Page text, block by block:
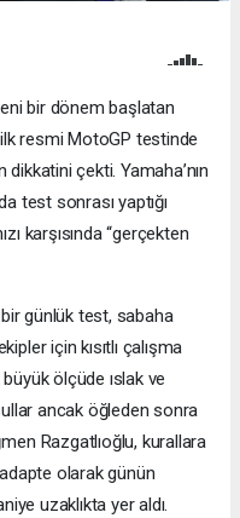
bir dönem başlatan
resmi MotoGP testinde
çekti. Yamaha’nın
test sonrası yaptığı
karşısında “gerçekten
bir günlük test, sabaha
için kısıtlı çalışma
ölçüde ıslak ve
ancak öğleden sonra
Razgatlıoğlu, kurallara
olarak günün
uzaklıkta yer aldı.